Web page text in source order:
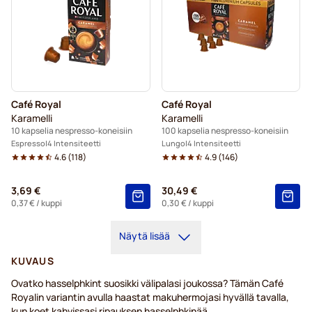
Café Royal
Karamelli
10 kapselia nespresso-koneisiin
Espresso 4 Intensiteetti
4.6(118)
3,69 €
0,37 €/ kuppi
Café Royal
Karamelli
100 kapselia nespresso-koneisiin
Lungo 4 Intensiteetti
4.9(146)
30,49 €
0,30 €/ kuppi
Näytä lisää
KUVAUS
Ovatko hasselphkint suosikki välipalasi joukossa? Tämän Café
Royalin variantin avulla haastat makuhermojasi hyvällä tavalla,